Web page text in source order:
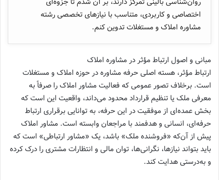
اختصاصی و کاربردی، متناسب با نیازهای تخصصی رشته
مشاوره املاک و مستغلات تدوین کنم.
مبانی و اصول ارتباط مؤثر در مشاوره املاک
ارتباط مؤثر، هسته‌ اصلی حرفه مشاوره در حوزه املاک و مستغلات
است. برخلاف تصور عمومی که فعالیت مشاور املاک را صرفاً به
معرفی ملک یا تنظیم قرارداد محدود می‌داند، واقعیت این است که
بخش عمده‌ای از موفقیت در این حرفه، به توانایی برقراری ارتباط
حرفه‌ای، انسانی و هدفمند با مراجعان وابسته است. مشاور املاک
پیش از آن‌که «فروشنده ملک» باشد، یک «مشاور ارتباطی» است که
باید بتواند نیازها، نگرانی‌ها، توان مالی و انتظارات مشتری را درک کرده
و به‌درستی هدایت کند.